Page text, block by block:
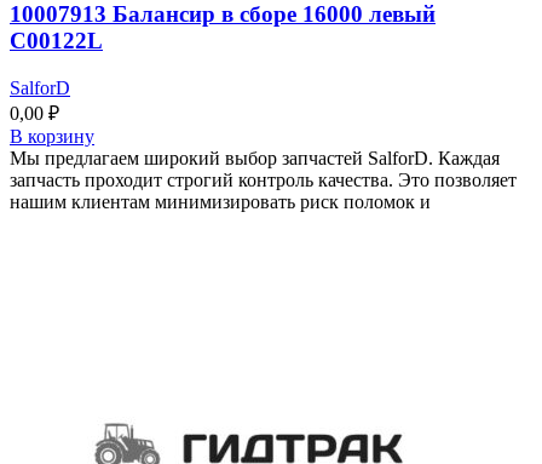
10007913 Балансир в сборе 16000 левый
C00122L
SalforD
0,00 ₽
В корзину
Мы предлагаем широкий выбор запчастей SalforD. Каждая
запчасть проходит строгий контроль качества. Это позволяет
нашим клиентам минимизировать риск поломок и